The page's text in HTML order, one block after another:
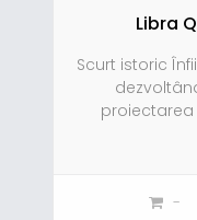
Libra
Scurt istoric
proiectarea
-